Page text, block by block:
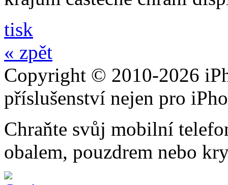
tisk
« zpět
Copyright © 2010-2026
příslušenství nejen pro
Chraňte svůj mobilní
obalem, pouzdrem nebo